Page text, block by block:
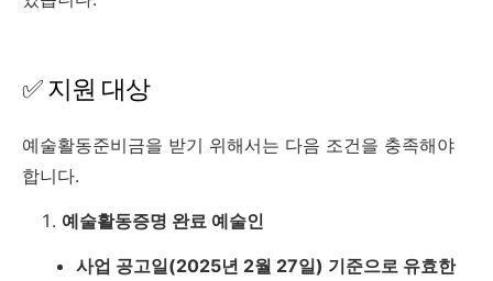
✅ 지원 대상
예술활동준비금을 받기 위해서는 다음 조건을 충족해야
합니다.
예술활동증명 완료 예술인
사업 공고일(2025년 2월 27일) 기준으로 유효한